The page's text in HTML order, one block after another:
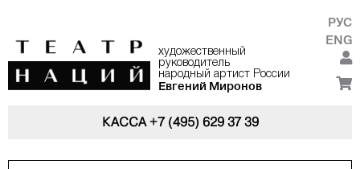
художественный
руководитель
народный артист России
Евгений Миронов
РУС
ENG
КАССА+7 (495) 629 37 39